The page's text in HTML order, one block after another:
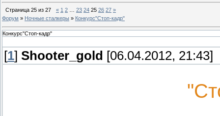
Страница 25 из 27 « 1 2 23 24 25 26 27 »
Форум » Ночные сталкеры » Конкурс"Стоп-кадр"
Конкурс"Стоп-кадр"
[1] Shooter_gold [06.04.2012, 21:43]